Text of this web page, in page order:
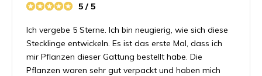
5 / 5
Ich vergebe 5 Sterne. Ich bin neugierig, wie sich diese
Stecklinge entwickeln. Es ist das erste Mal, dass ich
mir Pflanzen dieser Gattung bestellt habe. Die
Pflanzen waren sehr gut verpackt und haben mich